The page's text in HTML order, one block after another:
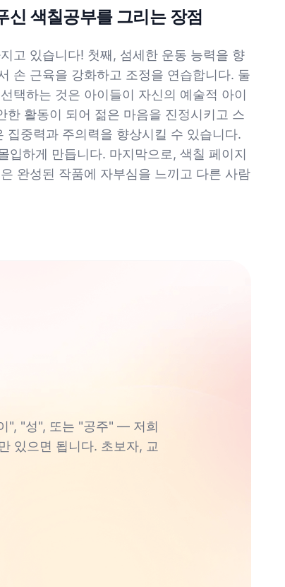
신 색칠공부를 그리는 장점
고 있습니다! 첫째, 섬세한 운동 능력을 향
손 근육을 강화하고 조정을 연습합니다. 둘
택하는 것은 아이들이 자신의 예술적 아이
활동이 되어 젊은 마음을 진정시키고 스
집중력과 주의력을 향상시킬 수 있습니다.
입하게 만듭니다. 마지막으로, 색칠 페이지
완성된 작품에 자부심을 느끼고 다른 사람
", "성", 또는 "공주" — 저희
있으면 됩니다. 초보자, 교